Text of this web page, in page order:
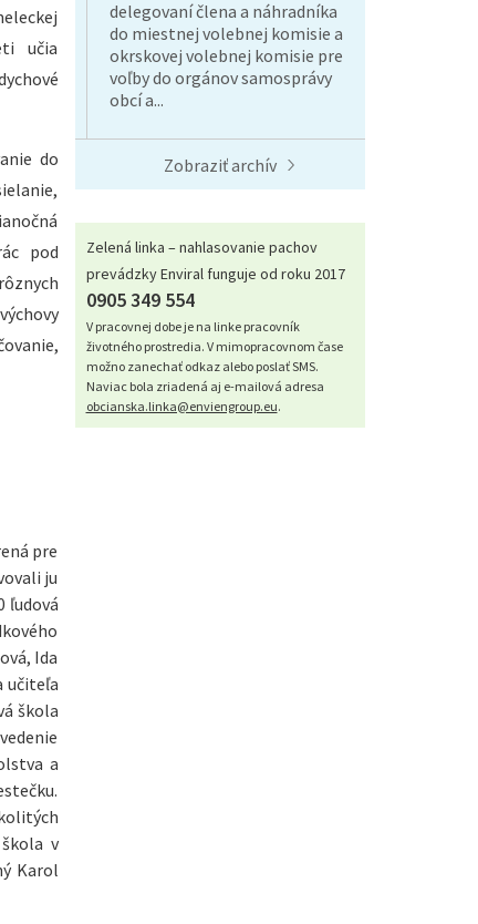
učia
do
pod
pre
ju
ľudová
Ida
učiteľa
škola
a
v
Karol
delegovaní člena a náhradníka
do miestnej volebnej komisie a
okrskovej volebnej komisie pre
voľby do orgánov samosprávy
obcí a...
Zobraziť archív
Zelená linka – nahlasovanie pachov
prevádzky Enviral funguje od roku 2017
0905 349 554
V pracovnej dobe je na linke pracovník
životného prostredia. V mimopracovnom čase
možno zanechať odkaz alebo poslať SMS.
Naviac bola zriadená aj e-mailová adresa
obcianska.linka@enviengroup.eu.